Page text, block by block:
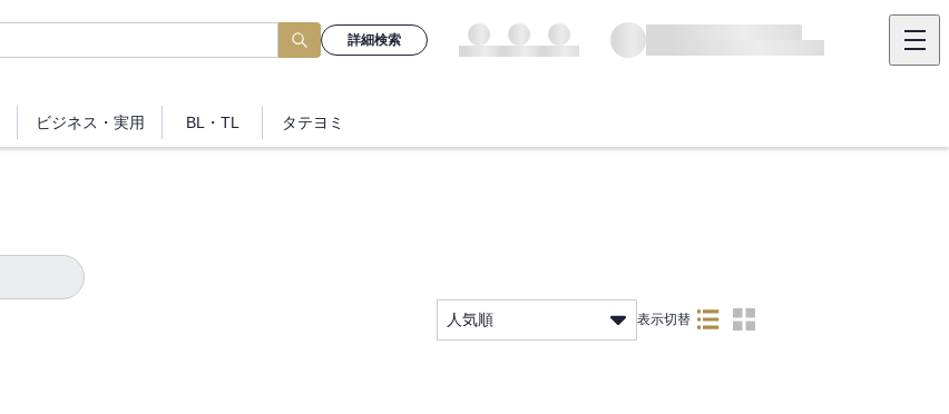
詳細検索
ビジネス ・実用 BL・TL タテヨミ
人気順 表示切替